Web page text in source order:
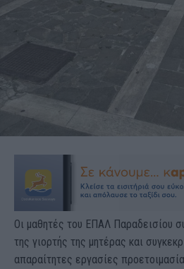
Οι μαθητές του ΕΠΑΛ Παραδεισίου
της γιορτής της μητέρας και
απαραίτητες εργασίες